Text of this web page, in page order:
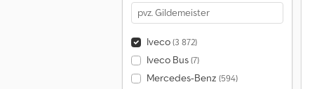
Iveco(3 872)
Iveco Bus(7)
Mercedes-Benz (594)